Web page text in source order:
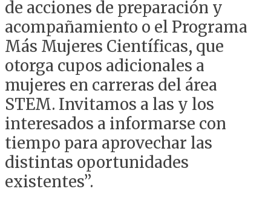
de acciones de preparación y
acompañamiento o el Programa
Más Mujeres Científicas, que
otorga cupos adicionales a
mujeres en carreras del área
STEM. Invitamos a las y los
interesados a informarse con
tiempo para aprovechar las
distintas oportunidades
existentes”.